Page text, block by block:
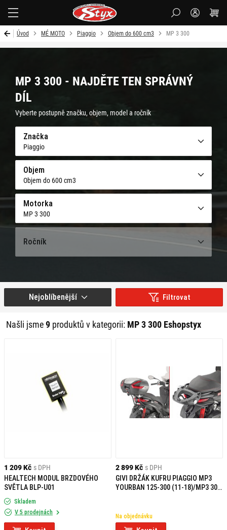
Úvod MÉ MOTO Piaggio Objem do 600 cm3 MP 3 300
MP 3 300 - NAJDĚTE TEN SPRÁVNÝ
DÍL
Vyberte postupně značku, objem, model a ročník
Značka
Piaggio
Objem
Objem do 600 cm3
Motorka
MP 3 300
Ročník
Filtrovat
Našli jsme9 produktů v kategorii: MP 3 300 Eshopstyx
Nejoblíbenější
1 209 Kč s DPH
HEALTECH MODUL BRZDOVÉHO
SVĚTLA BLP-U01
Skladem
V 5 prodejnách
2 899 Kč s DPH
GIVI DRŽÁK KUFRU PIAGGIO MP3
YOURBAN 125-300 (11-18)/MP3 300
Na objednávku